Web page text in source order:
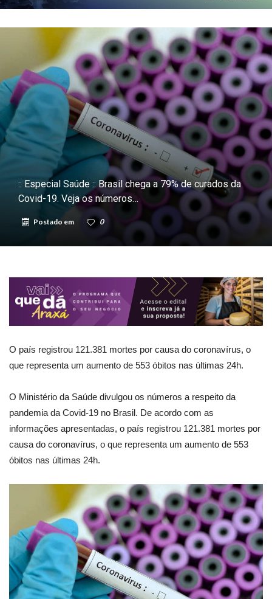
:: Especial Saúde :: Brasil chega a 79% de curados da
Covid-19. Veja os números…
Postado em 0
O país registrou 121.381 mortes por causa do coronavírus, o
que representa um aumento de 553 óbitos nas últimas 24h.
O Ministério da Saúde divulgou os números a respeito da
pandemia da Covid-19 no Brasil. De acordo com as
informações apresentadas, o país registrou 121.381 mortes por
causa do coronavírus, o que representa um aumento de 553
óbitos nas últimas 24h.